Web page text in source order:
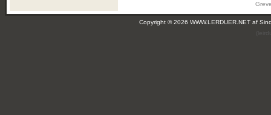
Copyright © 2026 WWW.LERDUER.NET af